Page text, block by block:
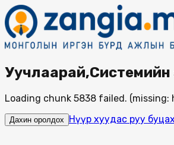
Уучлаарай,Системийн
Loading chunk 5838 failed.
Дахин оролдох Нүүр хуудас руу буцах